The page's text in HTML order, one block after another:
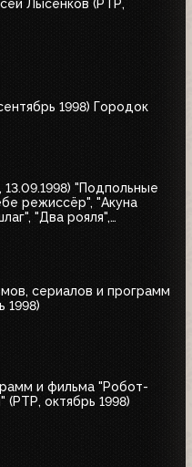
Лысенков (РТР,
1998) Городок
"Подпольные
режиссёр", "Акуна
"Два рояля",
сериалов и программ
1998)
и фильма "Робот-
(РТР, октябрь 1998)